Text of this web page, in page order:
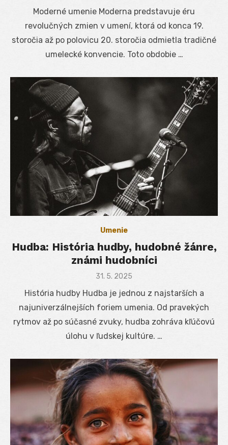
Moderné umenie Moderna predstavuje éru
revolučných zmien v umení, ktorá od konca 19.
storočia až po polovicu 20. storočia odmietla tradičné
umelecké konvencie. Toto obdobie …
Umenie
Hudba: História hudby, hudobné žánre,
známi hudobníci
Posted
31. 5. 2025
História hudby Hudba je jednou z najstarších a
najuniverzálnejších foriem umenia. Od pravekých
rytmov až po súčasné zvuky, hudba zohráva kľúčovú
úlohu v ľudskej kultúre. …